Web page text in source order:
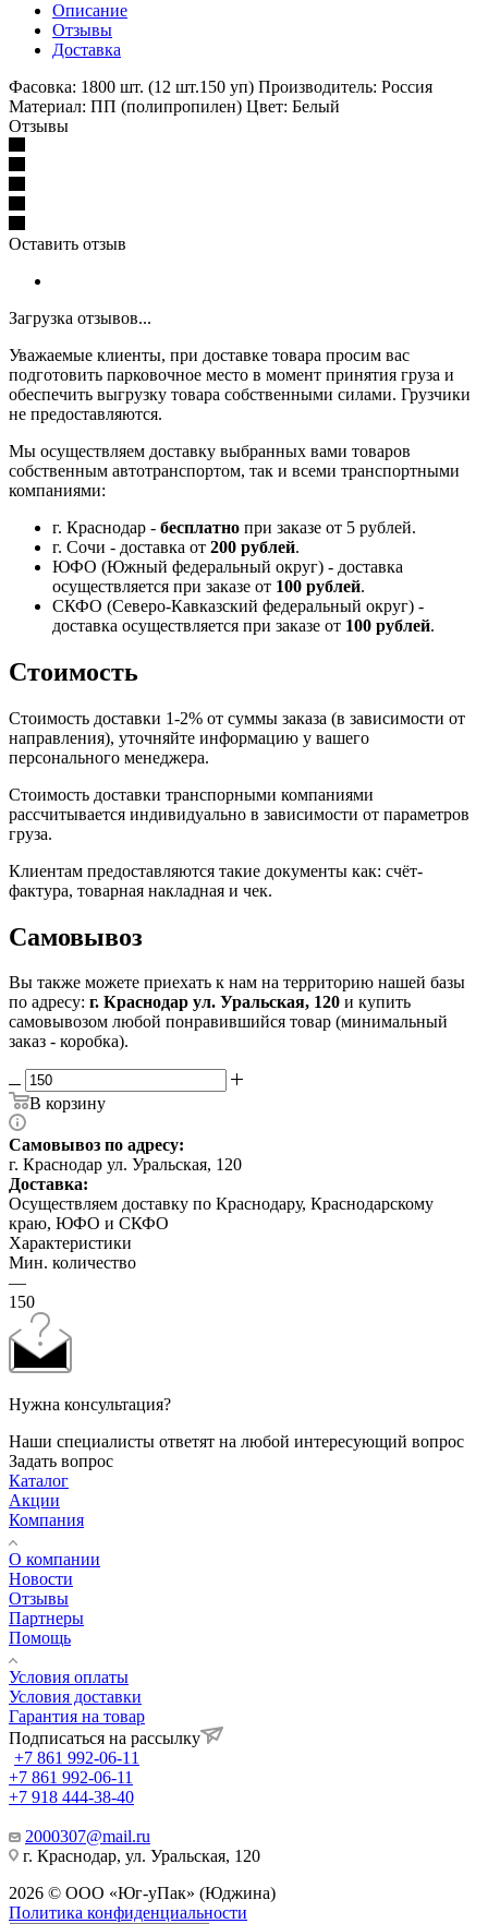
Описание
Отзывы
Доставка
Фасовка: 1800 шт. (12 шт.150 уп) Производитель: Россия
Материал: ПП (полипропилен) Цвет: Белый
Отзывы
Оставить отзыв
Загрузка отзывов...
Уважаемые клиенты, при доставке товара просим вас
подготовить парковочное место в момент принятия груза и
обеспечить выгрузку товара собственными силами. Грузчики
не предоставляются.
Мы осуществляем доставку выбранных вами товаров
собственным автотранспортом, так и всеми транспортными
компаниями:
г. Краснодар - бесплатно при заказе от 5 рублей.
г. Сочи - доставка от 200 рублей.
ЮФО (Южный федеральный округ) - доставка
осуществляется при заказе от 100 рублей.
СКФО (Северо-Кавказский федеральный округ) -
доставка осуществляется при заказе от 100 рублей.
Стоимость
Стоимость доставки 1-2% от суммы заказа (в зависимости от
направления), уточняйте информацию у вашего
персонального менеджера.
Стоимость доставки транспорными компаниями
рассчитывается индивидуально в зависимости от параметров
груза.
Клиентам предоставляются такие документы как: счёт-
фактура, товарная накладная и чек.
Самовывоз
Вы также можете приехать к нам на территорию нашей базы
по адресу: г. Краснодар ул. Уральская, 120 и купить
самовывозом любой понравившийся товар (минимальный
заказ - коробка).
В корзину
Самовывоз по адресу:
г. Краснодар ул. Уральская, 120
Доставка:
Осуществляем доставку по Краснодару, Краснодарскому
краю, ЮФО и СКФО
Характеристики
Мин. количество
—
150
Нужна консультация?
Наши специалисты ответят на любой интересующий вопрос
Задать вопрос
Каталог
Акции
Компания
О компании
Новости
Отзывы
Партнеры
Помощь
Условия оплаты
Условия доставки
Гарантия на товар
Подписаться на рассылку
+7 861 992-06-11
+7 861 992-06-11
+7 918 444-38-40
2000307@mail.ru
г. Краснодар, ул. Уральская, 120
2026 © ООО «Юг-уПак» (Юджина)
Политика конфиденциальности